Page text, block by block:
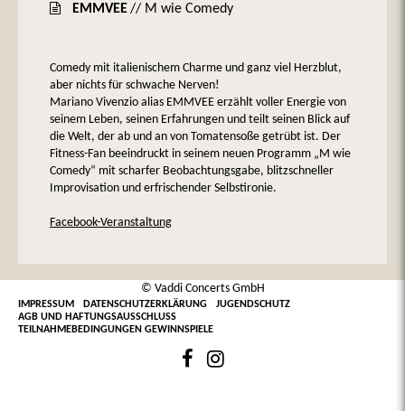
EMMVEE// M wie Comedy
Comedy mit italienischem Charme und ganz viel Herzblut,
aber nichts für schwache Nerven!
Mariano Vivenzio alias EMMVEE erzählt voller Energie von
seinem Leben, seinen Erfahrungen und teilt seinen Blick auf
die Welt, der ab und an von Tomatensoße getrübt ist. Der
Fitness-Fan beeindruckt in seinem neuen Programm „M wie
Comedy“ mit scharfer Beobachtungsgabe, blitzschneller
Improvisation und erfrischender Selbstironie.
Facebook-Veranstaltung
© Vaddi Concerts GmbH
IMPRESSUM DATENSCHUTZERKLÄRUNG
JUGENDSCHUTZ
AGB UND HAFTUNGSAUSSCHLUSS
TEILNAHMEBEDINGUNGEN GEWINNSPIELE